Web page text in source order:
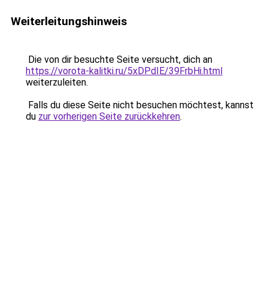
Weiterleitungshinweis
Die von dir besuchte Seite versucht, dich an
https://vorota-kalitki.ru/5xDPdIE/39FrbHi.html
weiterzuleiten.
Falls du diese Seite nicht besuchen möchtest, kannst
du zur vorherigen Seite zurückkehren.